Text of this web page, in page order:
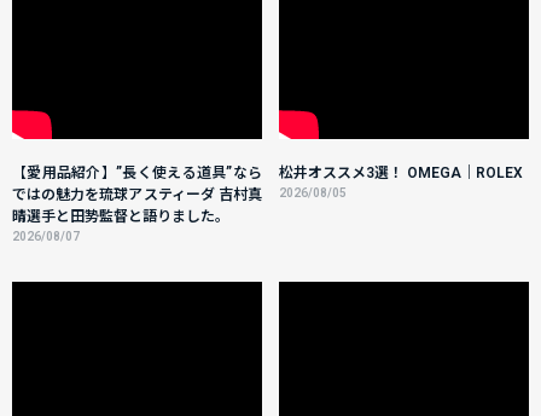
【愛用品紹介】”長く使える道具”なら
ではの魅力を琉球アスティーダ 吉村真
晴選手と田㔟監督と語りました。
2026/08/07
松井オススメ3選！ OMEGA｜ROLEX
2026/08/05